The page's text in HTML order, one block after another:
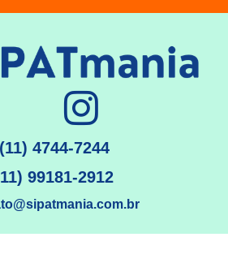
(11) 4744-7244
99181-2912